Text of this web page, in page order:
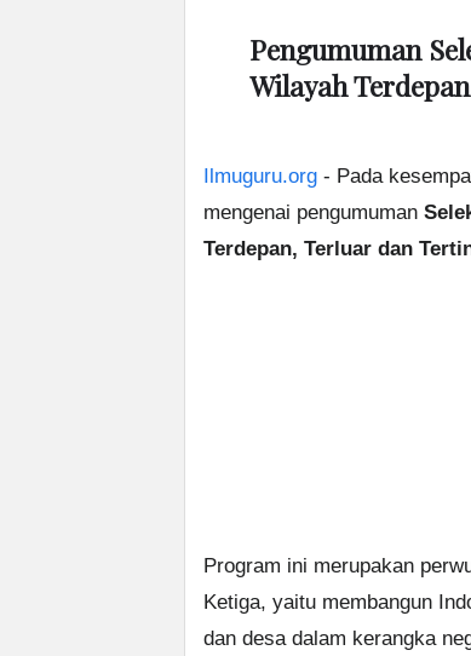
Pengumuman
Wilayah
Ilmuguru.org - Pada
mengenai pengumuman
Terdepan, Terluar dan
Program ini merupakan
Ketiga, yaitu membangun
dan desa dalam kerangka